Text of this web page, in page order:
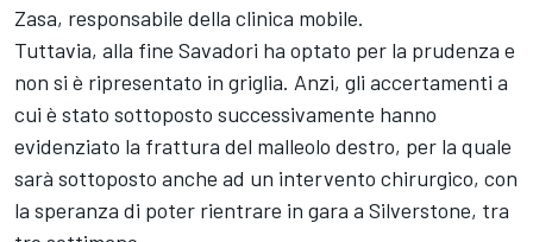
Zasa, responsabile della clinica mobile.
Tuttavia, alla fine Savadori ha optato per la prudenza e
non si è ripresentato in griglia. Anzi, gli accertamenti a
cui è stato sottoposto successivamente hanno
evidenziato la frattura del malleolo destro, per la quale
sarà sottoposto anche ad un intervento chirurgico, con
la speranza di poter rientrare in gara a Silverstone, tra